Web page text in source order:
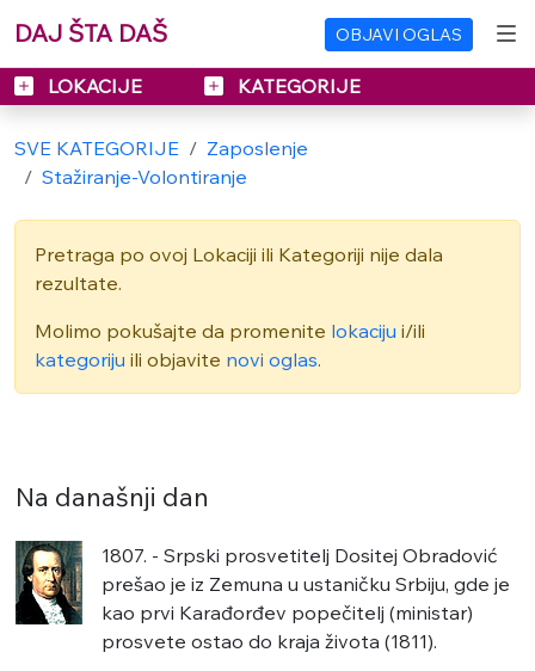
DAJ ŠTA DAŠ OBJAVI OGLAS
LOKACIJE KATEGORIJE
SVE KATEGORIJE
Zaposlenje
Stažiranje-Volontiranje
Pretraga po ovoj Lokaciji ili Kategoriji nije dala
rezultate.
Molimo pokušajte da promenite lokaciju i/ili
kategoriju ili objavite novi oglas.
Na današnji dan
1807. - Srpski prosvetitelj Dositej Obradović
prešao je iz Zemuna u ustaničku Srbiju, gde je
kao prvi Karađorđev popečitelj (ministar)
prosvete ostao do kraja života (1811).